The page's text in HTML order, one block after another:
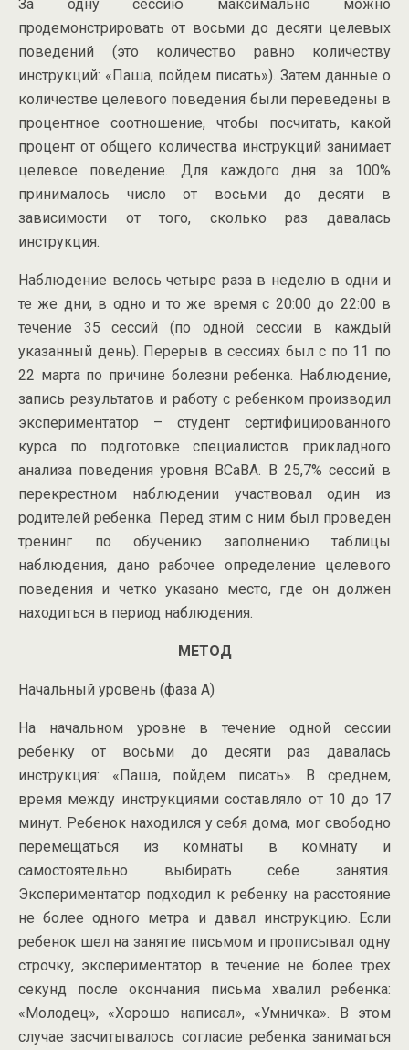
За одну сессию максимально можно
продемонстрировать от восьми до десяти целевых
поведений (это количество равно количеству
инструкций: «Паша, пойдем писать»). Затем данные о
количестве целевого поведения были переведены в
процентное соотношение, чтобы посчитать, какой
процент от общего количества инструкций занимает
целевое поведение. Для каждого дня за 100%
принималось число от восьми до десяти в
зависимости от того, сколько раз давалась
инструкция.
Наблюдение велось четыре раза в неделю в одни и
те же дни, в одно и то же время с 20:00 до 22:00 в
течение 35 сессий (по одной сессии в каждый
указанный день). Перерыв в сессиях был с по 11 по
22 марта по причине болезни ребенка. Наблюдение,
запись результатов и работу с ребенком производил
экспериментатор – студент сертифицированного
курса по подготовке специалистов прикладного
анализа поведения уровня BCaBA. В 25,7% сессий в
перекрестном наблюдении участвовал один из
родителей ребенка. Перед этим с ним был проведен
тренинг по обучению заполнению таблицы
наблюдения, дано рабочее определение целевого
поведения и четко указано место, где он должен
находиться в период наблюдения.
МЕТОД
Начальный уровень (фаза А)
На начальном уровне в течение одной сессии
ребенку от восьми до десяти раз давалась
инструкция: «Паша, пойдем писать». В среднем,
время между инструкциями составляло от 10 до 17
минут. Ребенок находился у себя дома, мог свободно
перемещаться из комнаты в комнату и
самостоятельно выбирать себе занятия.
Экспериментатор подходил к ребенку на расстояние
не более одного метра и давал инструкцию. Если
ребенок шел на занятие письмом и прописывал одну
строчку, экспериментатор в течение не более трех
секунд после окончания письма хвалил ребенка:
«Молодец», «Хорошо написал», «Умничка». В этом
случае засчитывалось согласие ребенка заниматься